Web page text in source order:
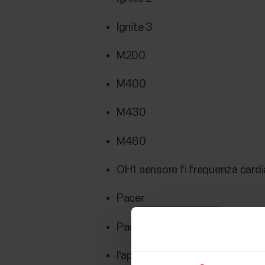
Ignite 3
M200
M400
M430
M460
OH1 sensore fi frequenza
Pacer
Pacer Pro
l'app Polar Beat